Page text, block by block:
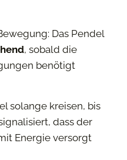
Das Pendel
, sobald die
benötigt
solange kreisen, bis
dass der
Energie versorgt